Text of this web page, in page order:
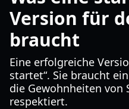
Version für
braucht
Eine erfolgreiche
startet“. Sie braucht
die Gewohnheiten von
respektiert.